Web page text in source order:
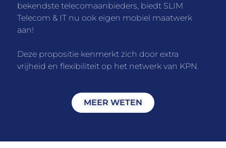
bekendste telecomaanbieders, biedt SLIM
Telecom & IT nu ook eigen mobiel maatwerk
aan!
Deze propositie kenmerkt zich door extra
vrijheid en flexibiliteit op het netwerk van KPN.
MEER WETEN